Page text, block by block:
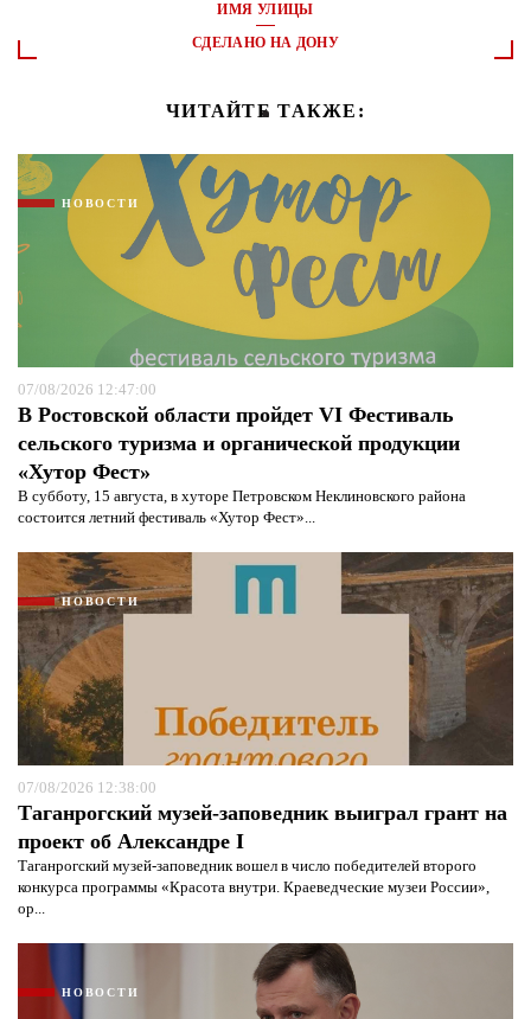
ИМЯ УЛИЦЫ
СДЕЛАНО НА ДОНУ
ЧИТАЙТЕ ТАКЖЕ:
НОВОСТИ
07/08/2026 12:47:00
В Ростовской области пройдет VI Фестиваль
сельского туризма и органической продукции
«Хутор Фест»
В субботу, 15 августа, в хуторе Петровском Неклиновского района
состоится летний фестиваль «Хутор Фест»...
НОВОСТИ
07/08/2026 12:38:00
Таганрогский музей-заповедник выиграл грант на
проект об Александре I
Таганрогский музей-заповедник вошел в число победителей второго
конкурса программы «Красота внутри. Краеведческие музеи России»,
ор...
НОВОСТИ